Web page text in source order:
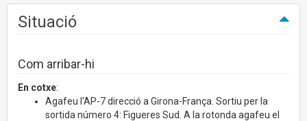
Situació
Com arribar-hi
En cotxe:
Agafeu l'AP-7 direcció a Girona-França. Sortiu per la
sortida número 4: Figueres Sud. A la rotonda agafeu el